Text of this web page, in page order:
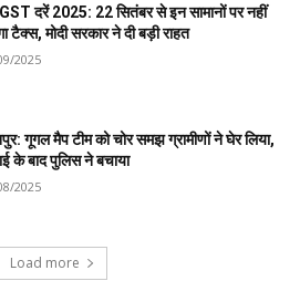
दरें 2025: 22 सितंबर से इन सामानों पर नहीं
टैक्स, मोदी सरकार ने दी बड़ी राहत
2025
गूगल मैप टीम को चोर समझ ग्रामीणों ने घेर लिया,
के बाद पुलिस ने बचाया
2025
Load more